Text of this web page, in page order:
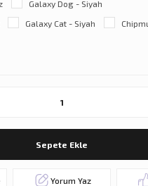
Galaxy Dog - Siyah
Galaxy Cat - Siyah
Sepete Ekle
Yorum Yaz